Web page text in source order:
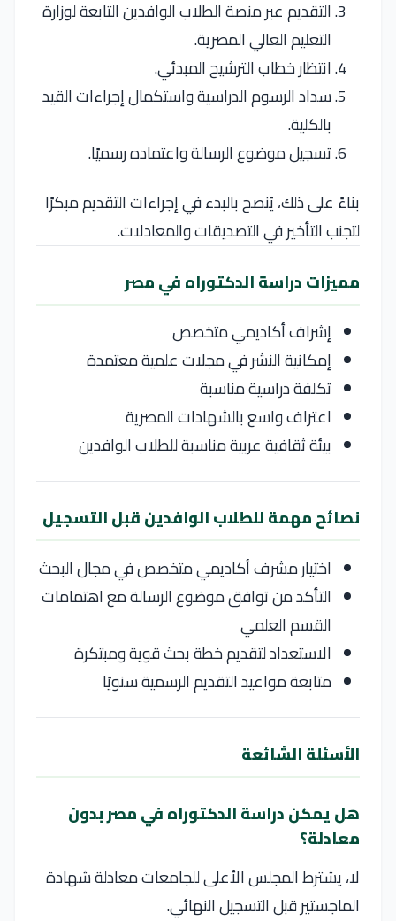
التقديم عبر منصة الطلاب الوافدين التابعة لوزارة
التعليم العالي المصرية.
انتظار خطاب الترشيح المبدئي.
سداد الرسوم الدراسية واستكمال إجراءات القيد
بالكلية.
تسجيل موضوع الرسالة واعتماده رسميًا.
بناءً على ذلك، يُنصح بالبدء في إجراءات التقديم مبكرًا
لتجنب التأخير في التصديقات والمعادلات.
مميزات دراسة الدكتوراه في مصر
إشراف أكاديمي متخصص
إمكانية النشر في مجلات علمية معتمدة
تكلفة دراسية مناسبة
اعتراف واسع بالشهادات المصرية
بيئة ثقافية عربية مناسبة للطلاب الوافدين
نصائح مهمة للطلاب الوافدين قبل التسجيل
اختيار مشرف أكاديمي متخصص في مجال البحث
التأكد من توافق موضوع الرسالة مع اهتمامات
القسم العلمي
الاستعداد لتقديم خطة بحث قوية ومبتكرة
متابعة مواعيد التقديم الرسمية سنويًا
الأسئلة الشائعة
هل يمكن دراسة الدكتوراه في مصر بدون
معادلة؟
لا، يشترط المجلس الأعلى للجامعات معادلة شهادة
الماجستير قبل التسجيل النهائي.